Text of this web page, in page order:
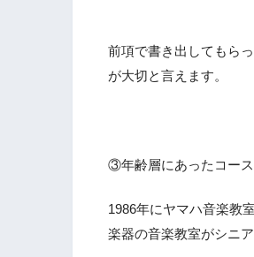
前項で書き出してもら
が大切と言えます。
③年齢層にあったコー
1986年にヤマハ音楽教
楽器の音楽教室がシニ